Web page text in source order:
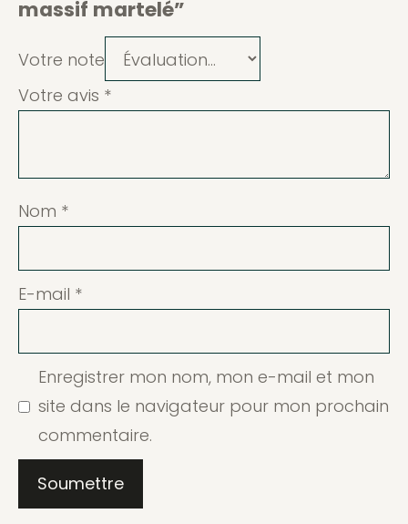
massif martelé”
Votre note
Votre avis *
Nom *
E-mail *
Enregistrer mon nom, mon e-mail et mon
site dans le navigateur pour mon prochain
commentaire.